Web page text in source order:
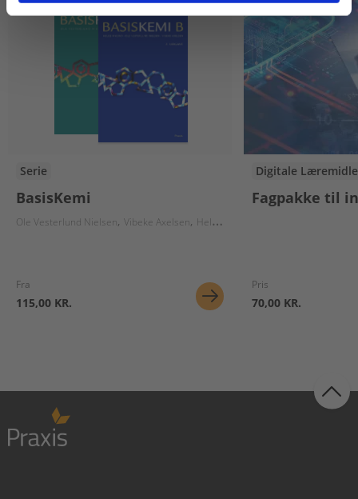
Serie
BasisKemi
Ole Vesterlund Nielsen Vibeke Axelsen Helge Mygind
Fra
115,00 KR.
Digitale
Fagpakke til
Pris
70,00 KR.